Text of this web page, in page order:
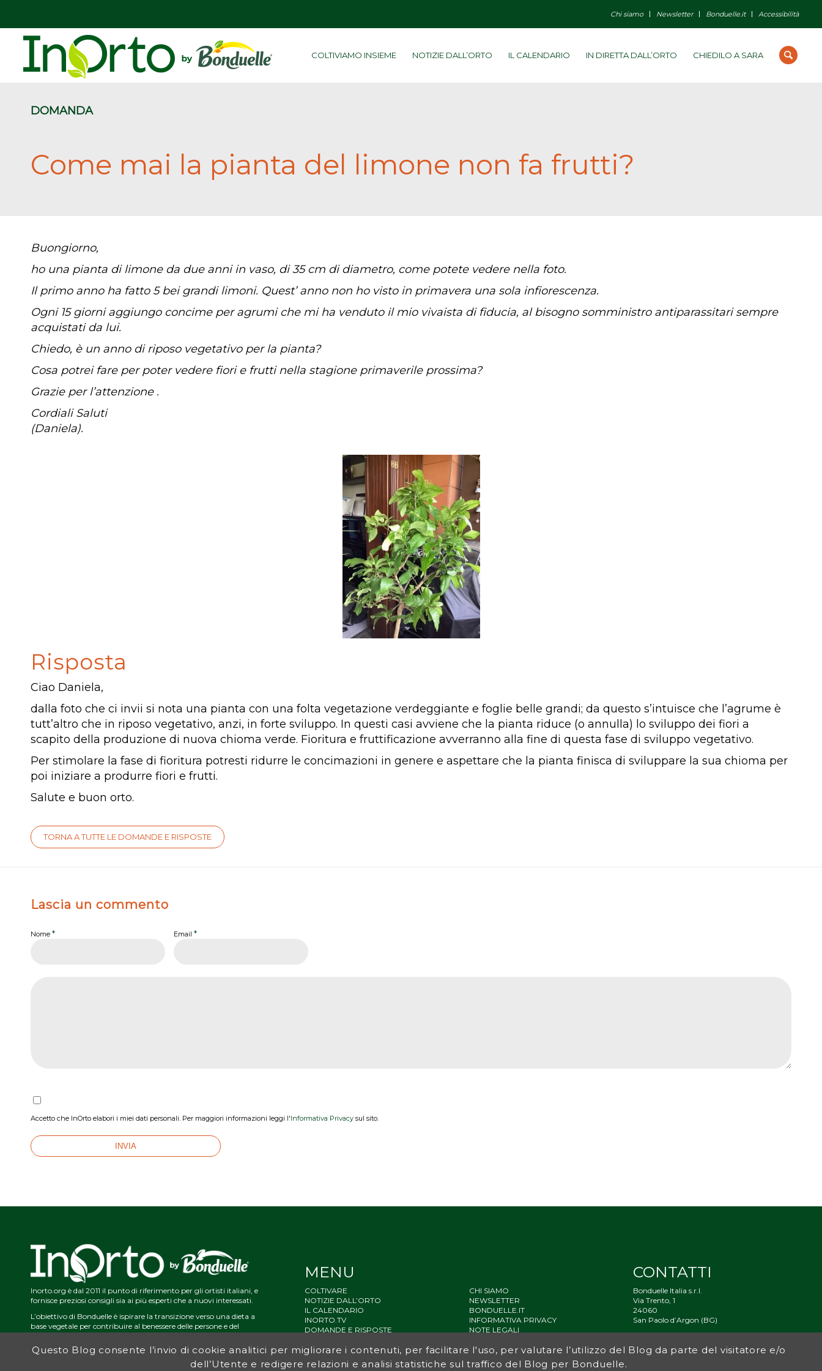
Chi siamo Newsletter Bonduelle.it Accessibilità
COLTIVIAMO INSIEME NOTIZIE DALL’ORTO IL CALENDARIO IN DIRETTA DALL’ORTO CHIEDILO A SARA
DOMANDA
Come mai la pianta del limone non fa frutti?
Buongiorno,
ho una pianta di limone da due anni in vaso, di 35 cm di diametro, come potete vedere nella foto.
Il primo anno ha fatto 5 bei grandi limoni. Quest’ anno non ho visto in primavera una sola infiorescenza.
Ogni 15 giorni aggiungo concime per agrumi che mi ha venduto il mio vivaista di fiducia, al bisogno somministro antiparassitari sempre
acquistati da lui.
Chiedo, è un anno di riposo vegetativo per la pianta?
Cosa potrei fare per poter vedere fiori e frutti nella stagione primaverile prossima?
Grazie per l’attenzione .
Cordiali Saluti
(Daniela).
Risposta
Ciao Daniela,
dalla foto che ci invii si nota una pianta con una folta vegetazione verdeggiante e foglie belle grandi; da questo s’intuisce che l’agrume è
tutt’altro che in riposo vegetativo, anzi, in forte sviluppo. In questi casi avviene che la pianta riduce (o annulla) lo sviluppo dei fiori a
scapito della produzione di nuova chioma verde. Fioritura e fruttificazione avverranno alla fine di questa fase di sviluppo vegetativo.
Per stimolare la fase di fioritura potresti ridurre le concimazioni in genere e aspettare che la pianta finisca di sviluppare la sua chioma per
poi iniziare a produrre fiori e frutti.
Salute e buon orto.
TORNA A TUTTE LE DOMANDE E RISPOSTE
Lascia un commento
Nome * Email *
Accetto che InOrto elabori i miei dati personali. Per maggiori informazioni leggi l'Informativa Privacy sul sito.
MENU CONTATTI
Inorto.org è dal 2011 il punto di riferimento per gli ortisti italiani, e
fornisce preziosi consigli sia ai più esperti che a nuovi interessati.
L’obiettivo di Bonduelle è ispirare la transizione verso una dieta a
base vegetale per contribuire al benessere delle persone e del
per la terra e del rispetto dell’ambiente.
COLTIVARE
NOTIZIE DALL’ORTO
IL CALENDARIO
INORTO.TV
DOMANDE E RISPOSTE
CHI SIAMO
NEWSLETTER
BONDUELLE.IT
INFORMATIVA PRIVACY
NOTE LEGALI
SITEMAP
Bonduelle Italia s.r.l.
Via Trento, 1
24060
San Paolo d’Argon (BG)
Questo Blog consente l’invio di cookie analitici per migliorare i contenuti, per facilitare l'uso, per valutare l’utilizzo del Blog da parte del visitatore e/o
dell’Utente e redigere relazioni e analisi statistiche sul traffico del Blog per Bonduelle.